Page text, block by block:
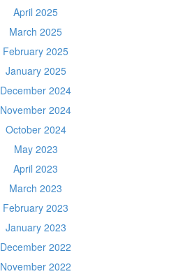
April 2025
March 2025
February 2025
January 2025
December 2024
November 2024
October 2024
May 2023
April 2023
March 2023
February 2023
January 2023
December 2022
November 2022